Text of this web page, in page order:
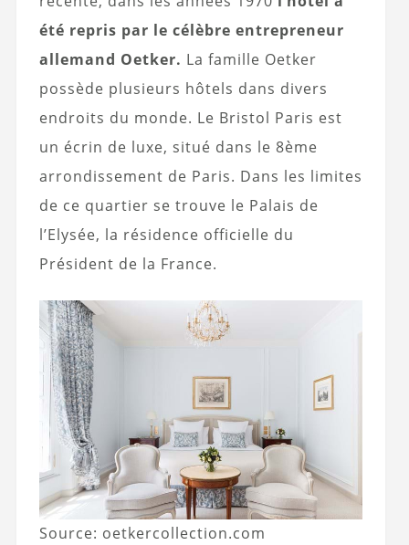
été repris par le célèbre entrepreneur
allemand Oetker. La famille Oetker
possède plusieurs hôtels dans divers
endroits du monde. Le Bristol Paris est
un écrin de luxe, situé dans le 8ème
arrondissement de Paris. Dans les limites
de ce quartier se trouve le Palais de
l’Elysée, la résidence officielle du
Président de la France.
Source: oetkercollection.com